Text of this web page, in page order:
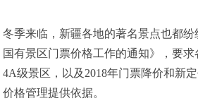
冬季来临，新疆各地的著名景点也都
国有景区门票价格工作的通知》，要
4A级景区，以及2018年门票降价和新
价格管理提供依据。